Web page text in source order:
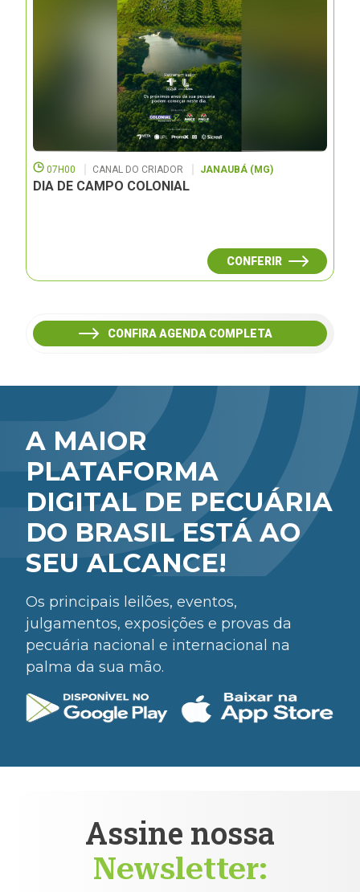
07H00 CANAL DO CRIADOR JANAUBÁ (MG)
DIA DE CAMPO COLONIAL
CONFERIR
CONFIRA AGENDA COMPLETA
A MAIOR
PLATAFORMA
DIGITAL DE PECUÁRIA
DO BRASIL ESTÁ AO
SEU ALCANCE!
Os principais leilões, eventos,
julgamentos, exposições e provas da
pecuária nacional e internacional na
palma da sua mão.
Assine nossa
Newsletter: